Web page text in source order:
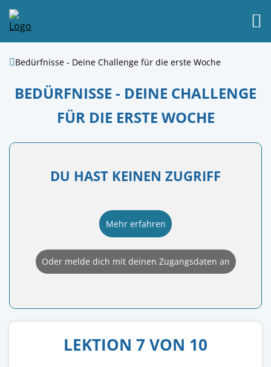
Bedürfnisse - Deine Challenge für die erste Woche
BEDÜRFNISSE - DEINE CHALLENGE
FÜR DIE ERSTE WOCHE
DU HAST KEINEN ZUGRIFF
Mehr erfahren
Oder melde dich mit deinen Zugangsdaten an
LEKTION 7 VON 10